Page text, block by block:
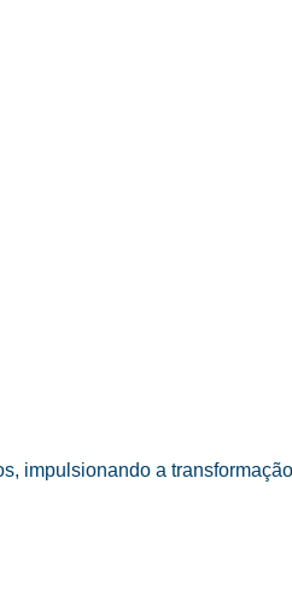
impulsionando a